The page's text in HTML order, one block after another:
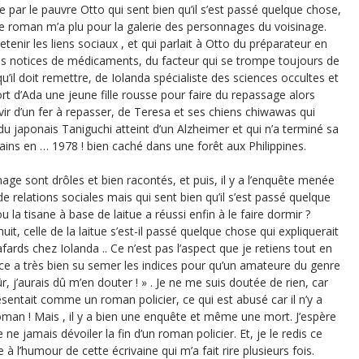
par le pauvre Otto qui sent bien qu’il s’est passé quelque chose,
roman m’a plu pour la galerie des personnages du voisinage.
les liens sociaux , et qui parlait à Otto du préparateur en
notices de médicaments, du facteur qui se trompe toujours de
doit remettre, de Iolanda spécialiste des sciences occultes et
d’Ada une jeune fille rousse pour faire du repassage alors
d’un fer à repasser, de Teresa et ses chiens chiwawas qui
japonais Taniguchi atteint d’un Alzheimer et qui n’a terminé sa
en … 1978 ! bien caché dans une forêt aux Philippines.
sont drôles et bien racontés, et puis, il y a l’enquête menée
relations sociales mais qui sent bien qu’il s’est passé quelque
la tisane à base de laitue a réussi enfin à le faire dormir ?
celle de la laitue s’est-il passé quelque chose qui expliquerait
chez Iolanda .. Ce n’est pas l’aspect que je retiens tout en
a très bien su semer les indices pour qu’un amateure du genre
j’aurais dû m’en douter ! » . Je ne me suis doutée de rien, car
comme un roman policier, ce qui est abusé car il n’y a
! Mais , il y a bien une enquête et même une mort. J’espère
jamais dévoiler la fin d’un roman policier. Et, je le redis ce
l’humour de cette écrivaine qui m’a fait rire plusieurs fois.